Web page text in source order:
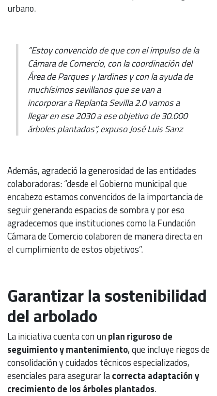
urbano.
“Estoy convencido de que con el impulso de la
Cámara de Comercio, con la coordinación del
Área de Parques y Jardines y con la ayuda de
muchísimos sevillanos que se van a
incorporar a Replanta Sevilla 2.0 vamos a
llegar en ese 2030 a ese objetivo de 30.000
árboles plantados”, expusoJosé Luis Sanz
Además, agradeció la generosidad de las entidades
colaboradoras: “desde el Gobierno municipal que
encabezo estamos convencidos de la importancia de
seguir generando espacios de sombra y por eso
agradecemos que instituciones como la Fundación
Cámara de Comercio colaboren de manera directa en
el cumplimiento de estos objetivos”.
Garantizar la sostenibilidad
del arbolado
La iniciativa cuenta con unplan riguroso de
seguimiento y mantenimiento, que incluye riegos de
consolidación y cuidados técnicos especializados,
esenciales para asegurar lacorrecta adaptación y
crecimiento de los árboles plantados.